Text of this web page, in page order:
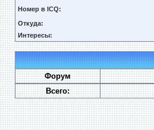
Номер в ICQ:
Откуда:
Интересы:
Форум
Всего: